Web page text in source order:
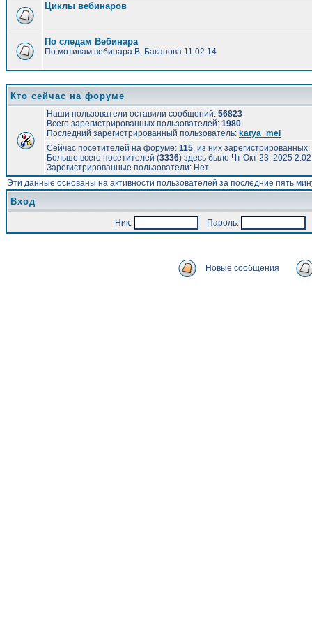
Циклы вебинаров
По следам Вебинара
По мотивам вебинара В. Баканова 11.02.14
Кто сейчас на форуме
Наши пользователи оставили сообщений: 56823
Всего зарегистрированных пользователей: 1980
Последний зарегистрированный пользователь: katya_mel
Сейчас посетителей на форуме: 115, из них
Больше всего посетителей (3336) здесь было Чт Окт 23, 2025
Зарегистрированные пользователи: Нет
Эти данные основаны на активности пользователей за последние пять
Вход
Ник: Пароль:
Новые сообщения